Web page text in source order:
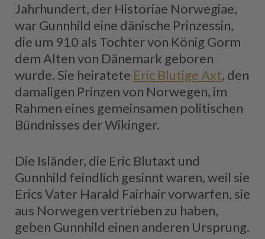
Jahrhundert, der Historiae Norwegiae,
war Gunnhild eine dänische Prinzessin,
die um 910 als Tochter von König Gorm
dem Alten von Dänemark geboren
wurde. Sie heiratete Eric Blutige Axt, den
damaligen Prinzen von Norwegen, im
Rahmen eines gemeinsamen politischen
Bündnisses der Wikinger.
Die Isländer, die Eric Blutaxt und
Gunnhild feindlich gesinnt waren, weil sie
Erics Vater Harald Fairhair vorwarfen, sie
aus Norwegen vertrieben zu haben,
geben Gunnhild einen anderen Ursprung.